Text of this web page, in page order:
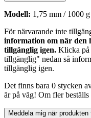
Modell: 1,75 mm / 1000 g
För närvarande inte
information om när den
tillgänglig igen. Klicka på
tillgänglig" nedan så
tillgänglig igen.
Det finns bara 0 stycken
är på väg! Om fler
Meddela mig när